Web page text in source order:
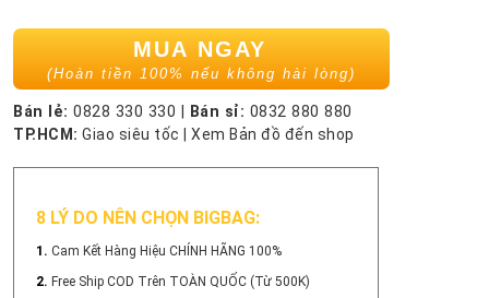
MUA NGAY
(Hoàn tiền 100% nếu không hài lòng)
Bán lẻ: 0828 330 330 | Bán sỉ: 0832 880 880
TP.HCM: Giao siêu tốc | Xem Bản đồ đến shop
8 LÝ DO NÊN CHỌN BIGBAG:
1. Cam Kết Hàng Hiệu CHÍNH HÃNG 100%
2. Free Ship COD Trên TOÀN QUỐC (Từ 500K)